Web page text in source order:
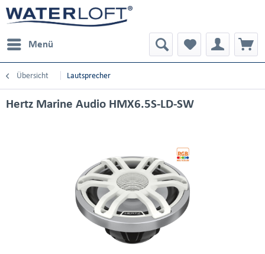
Menü
Übersicht Lautsprecher
Hertz Marine Audio HMX6.5S-LD-SW